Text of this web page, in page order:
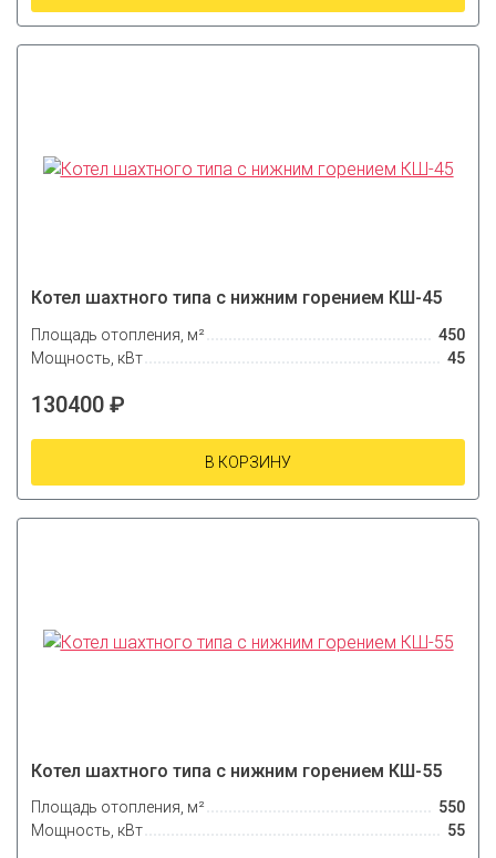
Котел шахтного типа с нижним горением КШ-45
Площадь отопления, м²
450
Мощность, кВт
45
130400 ₽
В КОРЗИНУ
Котел шахтного типа с нижним горением КШ-55
Площадь отопления, м²
550
Мощность, кВт
55